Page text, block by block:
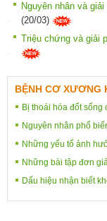
Nguyên nhân và
(20/03)
Triệu chứng và giải
BỆNH CƠ XƯƠNG
Bị thoái hóa đốt
Nguyên nhân phổ
Những yếu tố ảnh
Những bài tập đơn
Dấu hiệu nhận biết